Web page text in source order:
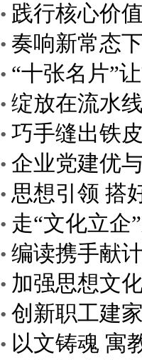
• 践行核心价
• 奏响新常态
• “十张名片”
• 绽放在流水
• 巧手缝出铁
• 企业党建优
• 思想引领 搭
• 走“文化立企
• 编读携手献
• 加强思想文
• 创新职工建
• 以文铸魂 寓